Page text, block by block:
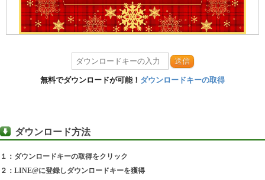
送信
無料でダウンロードが可能！ ダウンロードキーの取得
ダウンロード方法
１：ダウンロードキーの取得をクリック
２：LINE@に登録しダウンロードキーを獲得